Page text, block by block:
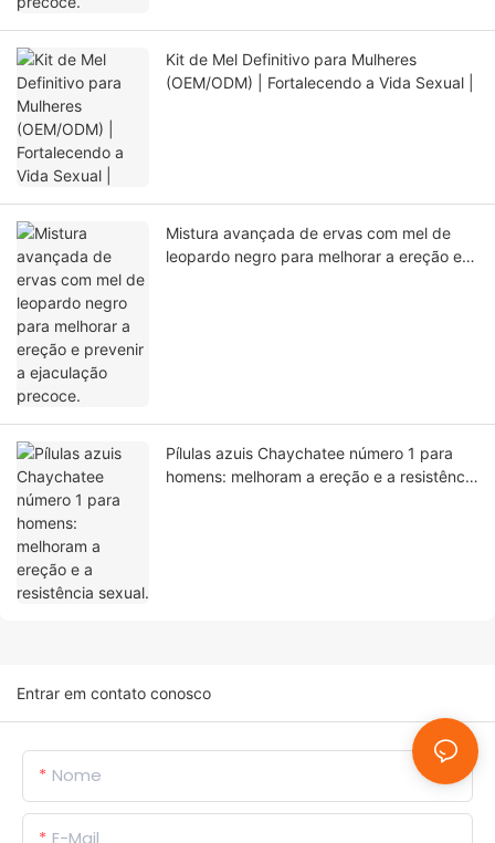
Kit de Mel Definitivo para Mulheres
(OEM/ODM) | Fortalecendo a Vida Sexual |
Mistura avançada de ervas com mel de
leopardo negro para melhorar a ereção e
Pílulas azuis Chaychatee número 1 para
homens: melhoram a ereção e a resistência
Entrar em contato conosco
Nome
E-Mail